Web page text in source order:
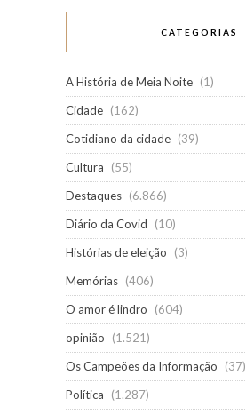
CATEGORIAS
A História de Meia Noite (1)
Cidade (162)
Cotidiano da cidade (39)
Cultura
(55)
Destaques (6.866)
Diário da Covid
(10)
Histórias de eleição
(3)
Memórias (406)
O amor é lindro
(604)
opinião
(1.521)
Os Campeões da Informação
(37)
Política
(1.287)